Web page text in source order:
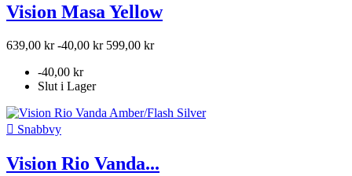
Vision Masa Yellow
639,00 kr -40,00 kr 599,00 kr
-40,00 kr
Slut i Lager
 Snabbvy
Vision Rio Vanda...